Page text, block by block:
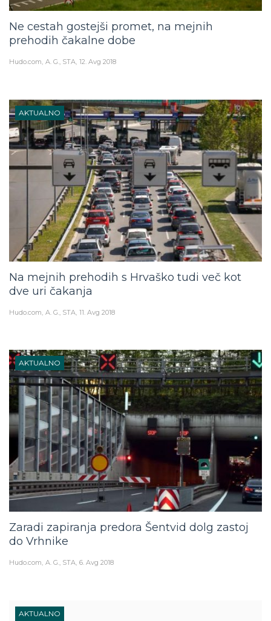
Ne cestah gostejši promet, na mejnih
prehodih čakalne dobe
Hudo.com A. G., STA 12. Avg 2018
AKTUALNO
Na mejnih prehodih s Hrvaško tudi več kot
dve uri čakanja
Hudo.com A. G., STA 11. Avg 2018
AKTUALNO
Zaradi zapiranja predora Šentvid dolg zastoj
do Vrhnike
Hudo.com A. G., STA 6. Avg 2018
AKTUALNO